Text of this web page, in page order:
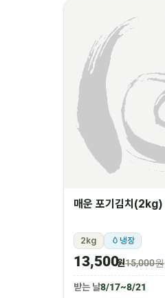
매운 포기김치(2kg)
2kg 냉장
13,500원15,000원
받는 날8/17~8/21